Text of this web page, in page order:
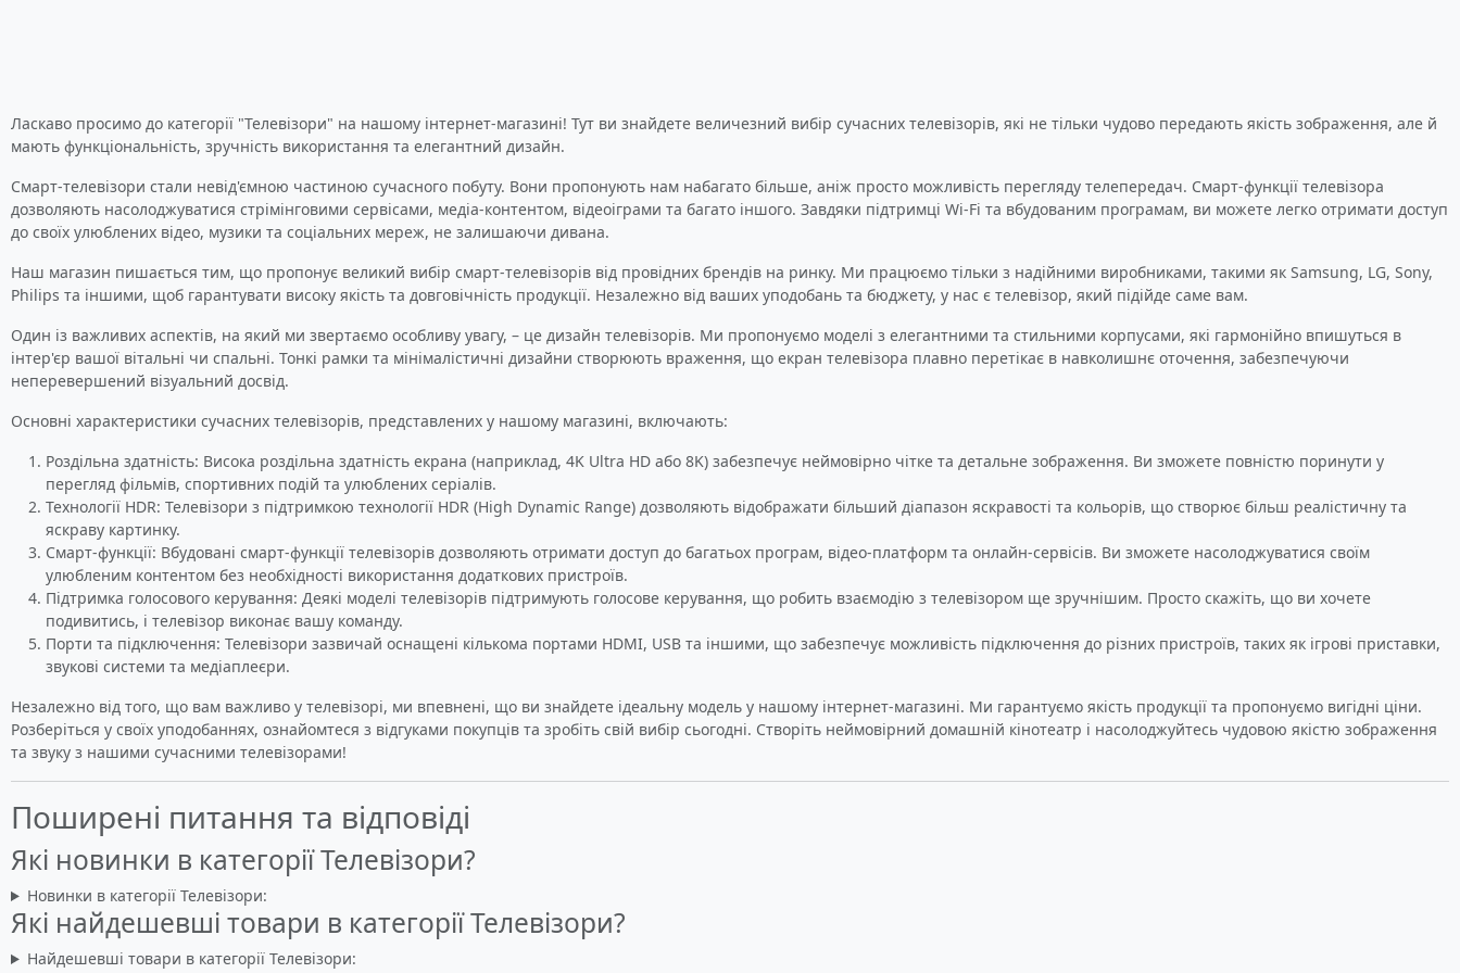
Ласкаво просимо до категорії "Телевізори" на нашому інтернет-магазині! Тут ви знайдете величезний вибір сучасних телевізорів, які не тільки чудово передають якість зображення, але й
мають функціональність, зручність використання та елегантний дизайн.
Смарт-телевізори стали невід'ємною частиною сучасного побуту. Вони пропонують нам набагато більше, аніж просто можливість перегляду телепередач. Смарт-функції телевізора
дозволяють насолоджуватися стрімінговими сервісами, медіа-контентом, відеоіграми та багато іншого. Завдяки підтримці Wi-Fi та вбудованим програмам, ви можете легко отримати доступ
до своїх улюблених відео, музики та соціальних мереж, не залишаючи дивана.
Наш магазин пишається тим, що пропонує великий вибір смарт-телевізорів від провідних брендів на ринку. Ми працюємо тільки з надійними виробниками, такими як Samsung, LG, Sony,
Philips та іншими, щоб гарантувати високу якість та довговічність продукції. Незалежно від ваших уподобань та бюджету, у нас є телевізор, який підійде саме вам.
Один із важливих аспектів, на який ми звертаємо особливу увагу, – це дизайн телевізорів. Ми пропонуємо моделі з елегантними та стильними корпусами, які гармонійно впишуться в
інтер'єр вашої вітальні чи спальні. Тонкі рамки та мінімалістичні дизайни створюють враження, що екран телевізора плавно перетікає в навколишнє оточення, забезпечуючи
неперевершений візуальний досвід.
Основні характеристики сучасних телевізорів, представлених у нашому магазині, включають:
Роздільна здатність: Висока роздільна здатність екрана (наприклад, 4K Ultra HD або 8K) забезпечує неймовірно чітке та детальне зображення. Ви зможете повністю поринути у
перегляд фільмів, спортивних подій та улюблених серіалів.
Технології HDR: Телевізори з підтримкою технології HDR (High Dynamic Range) дозволяють відображати більший діапазон яскравості та кольорів, що створює більш реалістичну та
яскраву картинку.
Смарт-функції: Вбудовані смарт-функції телевізорів дозволяють отримати доступ до багатьох програм, відео-платформ та онлайн-сервісів. Ви зможете насолоджуватися своїм
улюбленим контентом без необхідності використання додаткових пристроїв.
Підтримка голосового керування: Деякі моделі телевізорів підтримують голосове керування, що робить взаємодію з телевізором ще зручнішим. Просто скажіть, що ви хочете
подивитись, і телевізор виконає вашу команду.
Порти та підключення: Телевізори зазвичай оснащені кількома портами HDMI, USB та іншими, що забезпечує можливість підключення до різних пристроїв, таких як ігрові приставки,
звукові системи та медіаплеєри.
Незалежно від того, що вам важливо у телевізорі, ми впевнені, що ви знайдете ідеальну модель у нашому інтернет-магазині. Ми гарантуємо якість продукції та пропонуємо вигідні ціни.
Розберіться у своїх уподобаннях, ознайомтеся з відгуками покупців та зробіть свій вибір сьогодні. Створіть неймовірний домашній кінотеатр і насолоджуйтесь чудовою якістю зображення
та звуку з нашими сучасними телевізорами!
Поширені питання та відповіді
Які новинки в категорії Телевізори?
Новинки в категорії Телевізори:
Які найдешевші товари в категорії Телевізори?
Найдешевші товари в категорії Телевізори: